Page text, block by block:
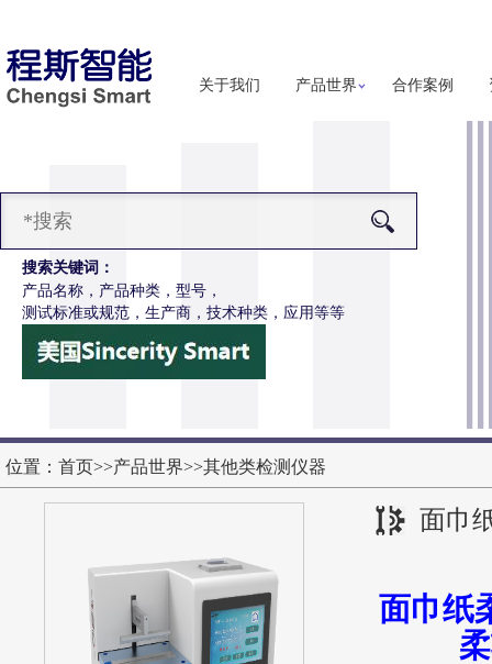
关于我们 产品世界 合作案例
搜索关键词：
产品名称，产品种类，型号，
测试标准或规范，生产商，技术种类，应用等等
烟花爆竹碰撞试验台
位置： 首页>>产品世界>>其他类检测仪器
面巾
面巾纸